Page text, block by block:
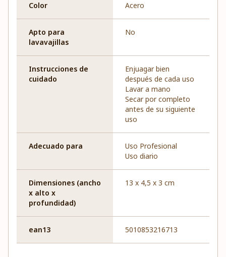
Color Acero
Apto para
lavavajillas
No
Instrucciones de
cuidado
Enjuagar bien
después de cada uso
Lavar a mano
Secar por completo
antes de su siguiente
uso
Adecuado para
Uso Profesional
Uso diario
Dimensiones (ancho
x alto x
profundidad)
13 x 4,5 x 3 cm
ean13 5010853216713